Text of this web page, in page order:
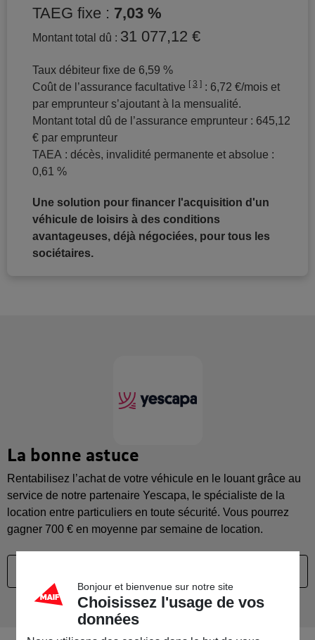
TAEG fixe : 7,03 %
Montant total dû : 31 077,12 €
Taux débiteur fixe de 6,59 %
Coût de l’assurance facultative
3
: 6,72 €/mois et
par emprunteur s’ajoutant à la mensualité.
Montant total dû de l’assurance emprunteur : 645,12
€ par emprunteur
TAEA : décès, invalidité permanente et absolue :
0,61 %
Une solution pour financer l'acquisition d'un
véhicule de loisirs à des conditions
avantageuses, déjà négociées, pour tous les
sociétaires.
La bonne astuce
Rentabilisez l’achat de votre véhicule en le louant grâce au
service de notre partenaire Yescapa, le spécialiste de la
location entre particuliers en toute sécurité. Vous pourrez
gagner 700 € en moyenne par semaine de location.
Bonjour et bienvenue sur notre site
Choisissez l'usage de vos
données